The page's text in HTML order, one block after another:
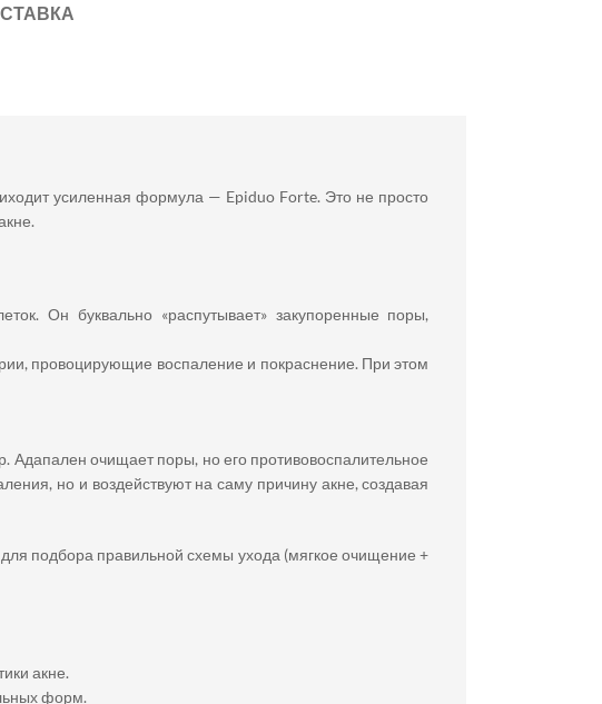
усиленная формула — Epiduo Forte. Это не просто
Он буквально «распутывает» закупоренные поры,
провоцирующие воспаление и покраснение. При этом
Адапален очищает поры, но его противовоспалительное
но и воздействуют на саму причину акне, создавая
подбора правильной схемы ухода (мягкое очищение +
акне.
форм.